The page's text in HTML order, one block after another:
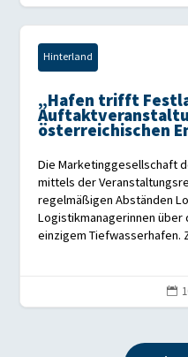
Hinterland
„Hafen trifft
österreichischen
Die Marketinggesellschaft
mittels der
regelmäßigen Abständen
Logistikmanagerinnen über
einzigem Tiefwasserhafen.
